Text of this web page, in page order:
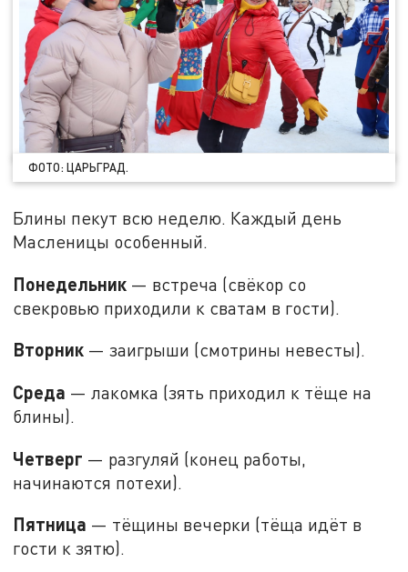
ФОТО: ЦАРЬГРАД.
Блины пекут всю неделю. Каждый день
Масленицы особенный.
Понедельник — встреча (свёкор со
свекровью приходили к сватам в гости).
Вторник — заигрыши (смотрины невесты).
Среда — лакомка (зять приходил к тёще на
блины).
Четверг — разгуляй (конец работы,
начинаются потехи).
Пятница — тёщины вечерки (тёща идёт в
гости к зятю).